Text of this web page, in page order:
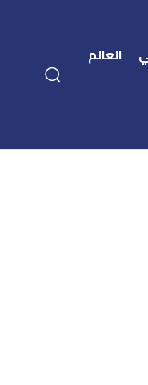
العالم